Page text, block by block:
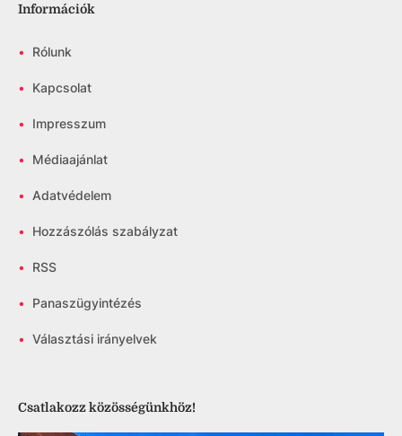
Információk
• Rólunk
• Kapcsolat
• Impresszum
• Médiaajánlat
• Adatvédelem
• Hozzászólás szabályzat
• RSS
• Panaszügyintézés
• Választási irányelvek
Csatlakozz közösségünkhöz!